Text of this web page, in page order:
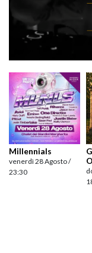
Millennials
venerdì 28 Agosto /
23:30